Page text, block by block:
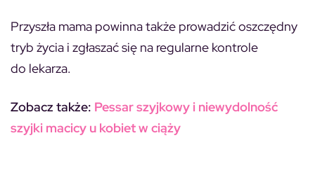
Przyszła mama powinna także prowadzić oszczędny
tryb życia i zgłaszać się na regularne kontrole
do lekarza.
Zobacz także: Pessar szyjkowy i niewydolność
szyjki macicy u kobiet w ciąży